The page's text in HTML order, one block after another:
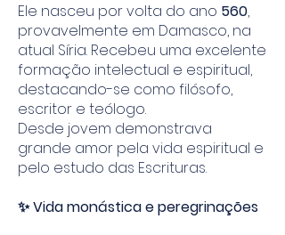
Ele nasceu por volta do ano 560,
provavelmente em Damasco, na
atual Síria. Recebeu uma excelente
formação intelectual e espiritual,
destacando-se como filósofo,
escritor e teólogo.
Desde jovem demonstrava
grande amor pela vida espiritual e
pelo estudo das Escrituras.
✨ Vida monástica e peregrinações